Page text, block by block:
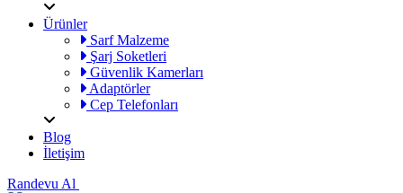
Ürünler
Sarf Malzeme
Şarj Soketleri
Güvenlik Kamerları
Adaptörler
Cep Telefonları
Blog
İletişim
Randevu Al